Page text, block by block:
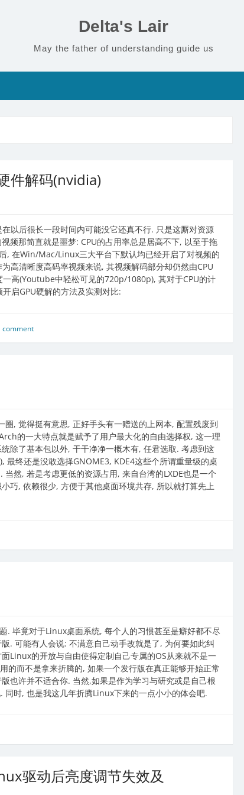
Delta's Lair
May the father of understanding guide us
件解码(nvidia)
以后很长一段时间内可能没它还真不行. 只是这厮对资源
频那简直就是噩梦: CPU的占用率总是居高不下, 以至于拖
, 在Win/Mac/Linux三大平台下默认均已经开启了对视频的
高清晰度高码率视频来说, 其视频解码部分却仍然由CPU
高(Youtube中轻松可见的720p/1080p), 其对于CPU的计
启GPU硬解的方法及实测对比:
comment
, 觉得挺有意思, 正好手头有一赠送的上网本, 配置残废到
的一大特点就是赋予了用户最大化的自由选择权, 这一理
除了基本包以外, 干干净净一概木有, 任君选取. 考虑到这
终还是没敢选择GNOME3, KDE4这些个所谓重量级的桌
然, 若是考虑更低的资源占用, 来自台湾的LXDE也是一个
巧, 依赖很少, 方便于其他桌面环境共存, 所以就打算先上
. 毕竟对于Linux桌面系统, 每个人的习惯甚至是癖好都不尽
. 可能有人会说: 不满意自己动手改就是了, 为何要如此纠
Linux的开放与自由使得定制自己专属的OS从来就不是一
而不是拿来折腾的, 如果一个发行版在真正能够开始正常
也许并不适合你. 当然,如果是作为学习与研究或是自己根
时, 也是我这几年折腾Linux下来的一点小小的体会吧.
驱动后亮度调节失效及